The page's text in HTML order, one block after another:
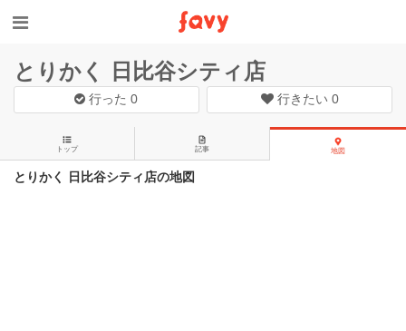
とりかく 日比谷シティ店
行った0 行きたい 0
トップ 記事 地図
とりかく 日比谷シティ店の地図